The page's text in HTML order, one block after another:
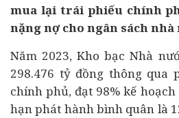
mua lại trái phiếu chính
nặng nợ cho ngân sách nhà
Năm 2023, Kho bạc Nhà
298.476 tỷ đồng thông qua
chính phủ, đạt 98% kế
hạn phát hành bình quân là